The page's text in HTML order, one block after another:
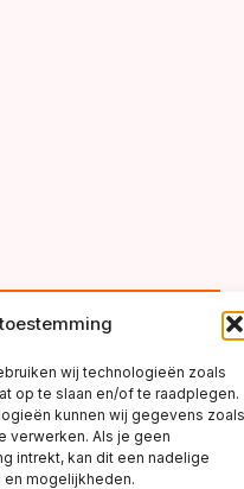
wij technologieën zoals
op te slaan en/of te raadplegen.
kunnen wij gegevens zoals
verwerken. Als je geen
intrekt, kan dit een nadelige
mogelijkheden.